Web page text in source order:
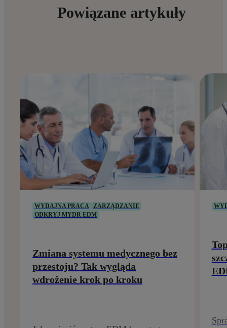
Powiązane artykuły
WYDAJNA PRACA ZARZĄDZANIE
ODKRYJ MYDR EDM
Zmiana systemu medycznego bez
przestoju? Tak wygląda
wdrożenie krok po kroku